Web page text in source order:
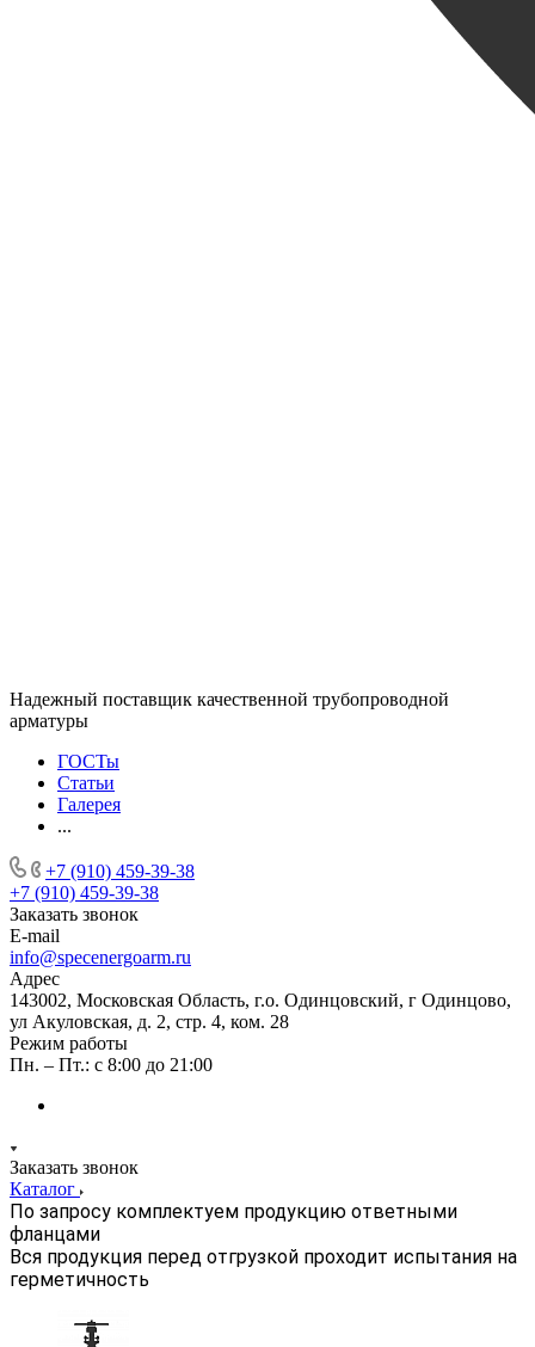
Надежный поставщик качественной трубопроводной
арматуры
ГОСТы
Статьи
Галерея
...
+7 (910) 459-39-38
+7 (910) 459-39-38
Заказать звонок
E-mail
info@specenergoarm.ru
Адрес
143002, Московская Область, г.о. Одинцовский, г Одинцово,
ул Акуловская, д. 2, стр. 4, ком. 28
Режим работы
Пн. – Пт.: с 8:00 до 21:00
Заказать звонок
Каталог
По запросу комплектуем продукцию ответными
фланцами
Вся продукция перед отгрузкой проходит испытания на
герметичность